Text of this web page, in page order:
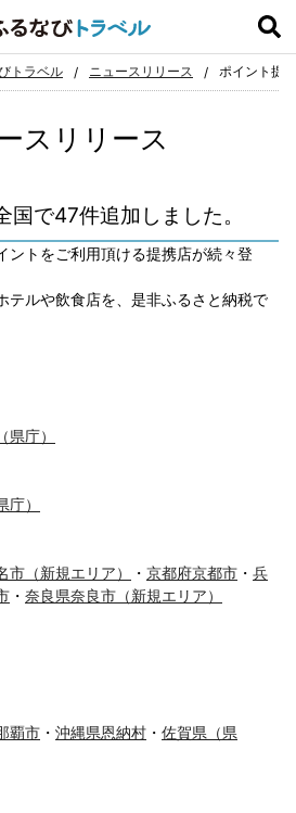
入り
トラベル ニュースリリース ポイント提
スリリース
で47件追加しました。
ントをご利用頂ける提携店が続々登
テルや飲食店を、是非ふるさと納税で
県庁）
庁）
市（新規エリア） ・ 京都府京都市 ・ 兵
・ 奈良県奈良市（新規エリア）
覇市 ・ 沖縄県恩納村 ・ 佐賀県（県